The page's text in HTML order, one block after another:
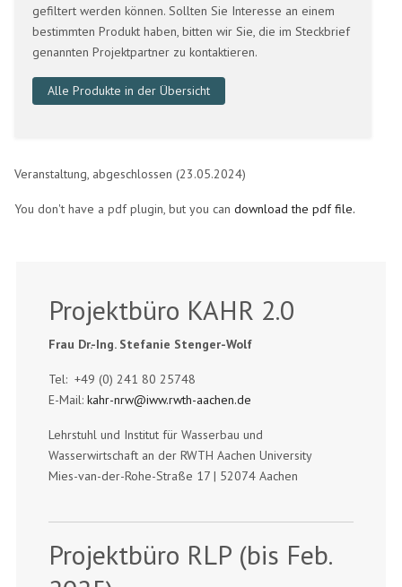
gefiltert werden können. Sollten Sie Interesse an einem
bestimmten Produkt haben, bitten wir Sie, die im Steckbrief
genannten Projektpartner zu kontaktieren.
Alle Produkte in der Übersicht
Veranstaltung, abgeschlossen (23.05.2024)
You don't have a pdf plugin, but you candownload the pdf file.
Projektbüro KAHR 2.0
Frau Dr.-Ing. Stefanie Stenger-Wolf
Tel: +49 (0) 241 80 25748
E-Mail:kahr-nrw@iww.rwth-aachen.de
Lehrstuhl und Institut für Wasserbau und
Wasserwirtschaft an der RWTH Aachen University
Mies-van-der-Rohe-Straße 17 | 52074 Aachen
Projektbüro RLP (bis Feb.